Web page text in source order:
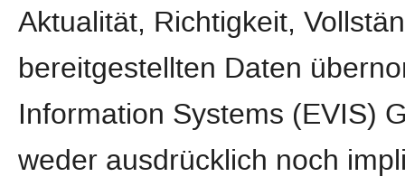
Aktualität, Richtigkeit,
bereitgestellten Daten
Information Systems (EVIS)
weder ausdrücklich noch